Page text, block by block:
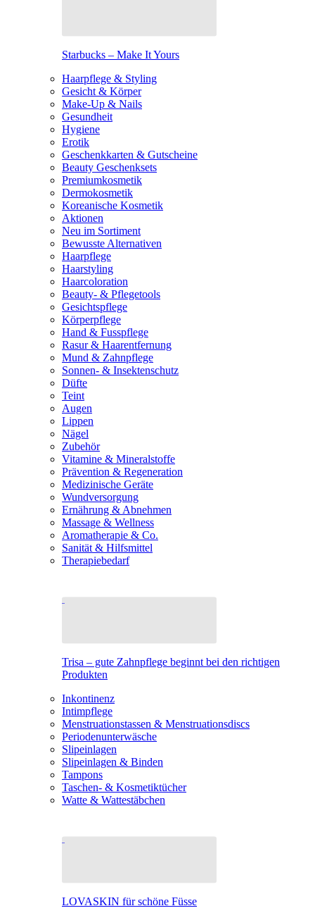
Starbucks – Make It Yours
Haarpflege & Styling
Gesicht & Körper
Make-Up & Nails
Gesundheit
Hygiene
Erotik
Geschenkkarten & Gutscheine
Beauty Geschenksets
Premiumkosmetik
Dermokosmetik
Koreanische Kosmetik
Aktionen
Neu im Sortiment
Bewusste Alternativen
Haarpflege
Haarstyling
Haarcoloration
Beauty- & Pflegetools
Gesichtspflege
Körperpflege
Hand & Fusspflege
Rasur & Haarentfernung
Mund & Zahnpflege
Sonnen- & Insektenschutz
Düfte
Teint
Augen
Lippen
Nägel
Zubehör
Vitamine & Mineralstoffe
Prävention & Regeneration
Medizinische Geräte
Wundversorgung
Ernährung & Abnehmen
Massage & Wellness
Aromatherapie & Co.
Sanität & Hilfsmittel
Therapiebedarf
Trisa – gute Zahnpflege beginnt bei den richtigen
Produkten
Inkontinenz
Intimpflege
Menstruationstassen & Menstruationsdiscs
Periodenunterwäsche
Slipeinlagen
Slipeinlagen & Binden
Tampons
Taschen- & Kosmetiktücher
Watte & Wattestäbchen
LOVASKIN für schöne Füsse